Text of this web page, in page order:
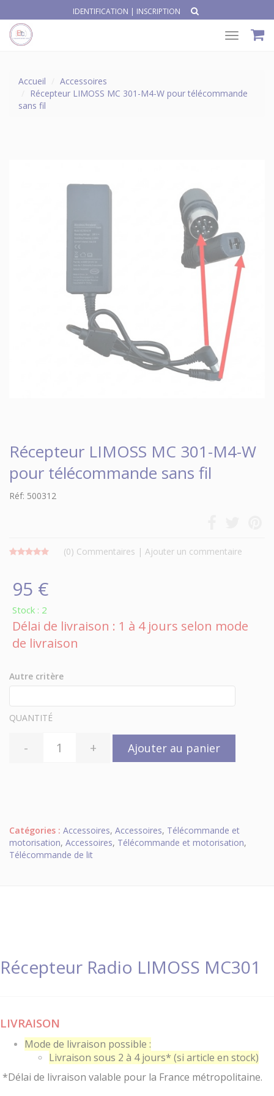
IDENTIFICATION | INSCRIPTION
Toggle
Accueil
Accessoires
Récepteur LIMOSS MC 301-M4-W pour télécommande
sans fil
Récepteur LIMOSS MC 301-M4-W
pour télécommande sans fil
Réf: 500312
(0) Commentaires | Ajouter un commentaire
95 €
Stock : 2
Délai de livraison : 1 à 4 jours selon mode
de livraison
Autre critère
QUANTITÉ
- + Ajouter au panier
Catégories : Accessoires, Accessoires, Télécommande et
motorisation, Accessoires, Télécommande et motorisation,
Télécommande de lit
Récepteur Radio LIMOSS MC301
LIVRAISON
Mode de livraison possible :
Livraison sous 2 à 4 jours* (si article en stock)
*Délai de livraison valable pour la France métropolitaine.